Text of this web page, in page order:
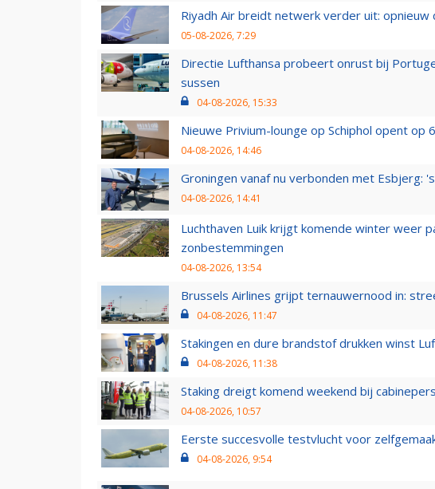
Riyadh Air breidt netwerk verder uit:
05-08-2026, 7:29
Directie Lufthansa probeert onrust bij
sussen
04-08-2026, 15:33
Nieuwe Privium-lounge op Schiphol opent op
04-08-2026, 14:46
Groningen vanaf nu verbonden met Esbjerg:
04-08-2026, 14:41
Luchthaven Luik krijgt komende winter weer
zonbestemmingen
04-08-2026, 13:54
Brussels Airlines grijpt ternauwernood in:
04-08-2026, 11:47
Stakingen en dure brandstof drukken winst
04-08-2026, 11:38
Staking dreigt komend weekend bij
04-08-2026, 10:57
Eerste succesvolle testvlucht voor
04-08-2026, 9:54